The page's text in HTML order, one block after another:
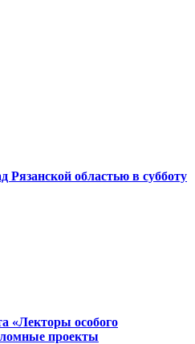
Рязанской областью в субботу
«Лекторы особого
проекты